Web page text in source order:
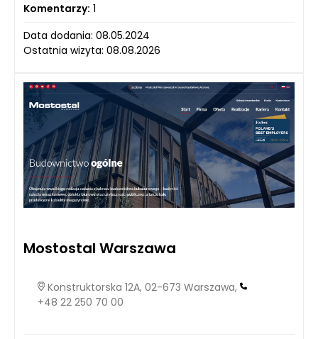
Komentarzy: 1
Data dodania: 08.05.2024
Ostatnia wizyta: 08.08.2026
Mostostal Warszawa
Konstruktorska 12A, 02-673 Warszawa,
+48 22 250 70 00